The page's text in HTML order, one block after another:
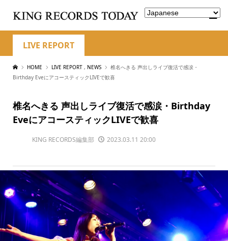
LIVE REPORT
HOME LIVE REPORT , NEWS
椎名へきる 声出しライブ復活で感涙・
Birthday EveにアコースティックLIVEで歓喜
椎名へきる 声出しライブ復活で感涙・Birthday
EveにアコースティックLIVEで歓喜
KING RECORDS編集部 2023.03.11 20:00